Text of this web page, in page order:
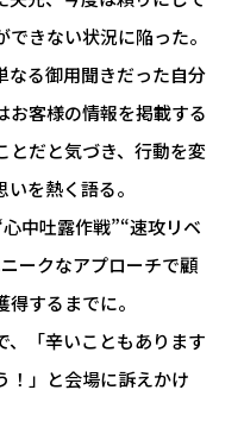
きない状況に陥った。
なる御用聞きだった自分
お客様の情報を掲載する
とだと気づき、行動を変
を熱く語る。
中吐露作戦”“速攻リベ
ークなアプローチで顧
するまでに。
、「辛いこともあります
！」と会場に訴えかけ